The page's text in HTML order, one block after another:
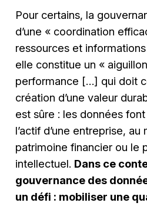
Pour certains, la
d’une « coordination
ressources et informations
elle constitue un «
performance […] qui doit
création d’une valeur
est sûre : les données
l’actif d’une entreprise,
patrimoine financier ou le
intellectuel. Dans ce
gouvernance des
un défi : mobiliser une